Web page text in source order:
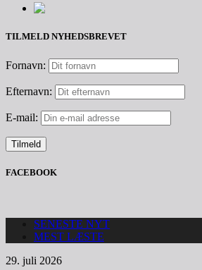
TILMELD NYHEDSBREVET
Fornavn:
Efternavn:
E-mail:
FACEBOOK
SENESTE NYT
MEST LÆSTE
29. juli 2026